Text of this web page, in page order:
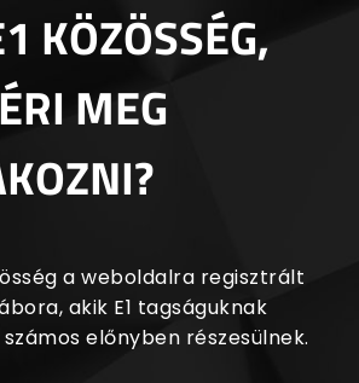
KÖZÖSSÉG,
MEG
a weboldalra regisztrált
akik E1 tagságuknak
előnyben részesülnek.